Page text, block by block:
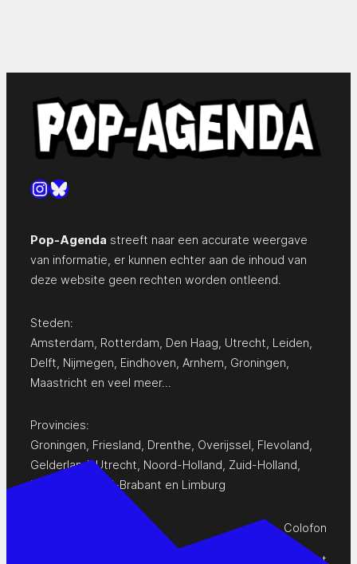
Instagram
Bluesky
Pop-Agenda streeft naar een accurate weergave
van informatie, er kunnen echter aan de inhoud van
deze website geen rechten worden ontleend.
Steden:
Amsterdam Rotterdam Den Haag Utrecht Leiden
Delft Nijmegen Eindhoven Arnhem Groningen
Maastricht en veel meer…
Provincies:
Groningen Friesland Drenthe Overijssel Flevoland
Gelderland,Utrecht Noord-Holland Zuid-Holland
Zeeland
Noord-Brabant en Limburg
Colofon
Privacy Statement